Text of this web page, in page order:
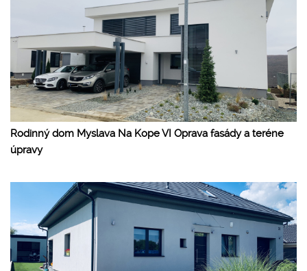
Rodinný dom Myslava Na Kope VI Oprava fasády a teréne
úpravy